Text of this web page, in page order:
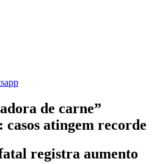
de carne”
casos atingem recorde
registra aumento